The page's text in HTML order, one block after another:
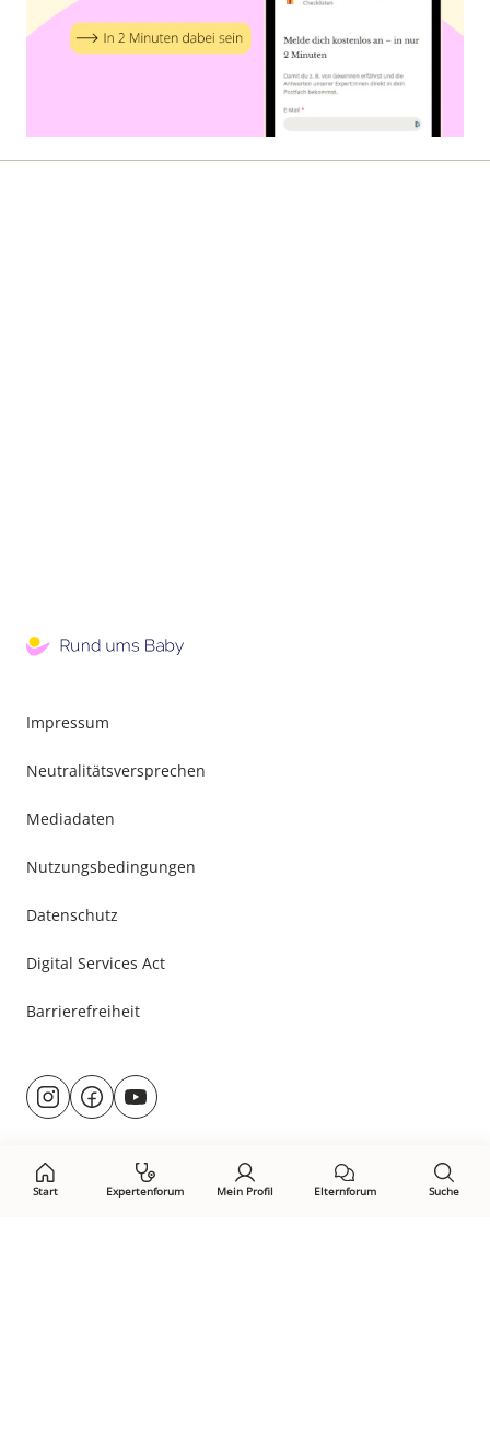
Start Expertenforum Mein Profil Elternforum Suche
Impressum
Neutralitätsversprechen
Mediadaten
Nutzungsbedingungen
Datenschutz
Digital Services Act
Barrierefreiheit
Besuche
uns@rund.ums.baby
facebook.com/rundumsbaby.de
youtube.com/@rundumsbaby_